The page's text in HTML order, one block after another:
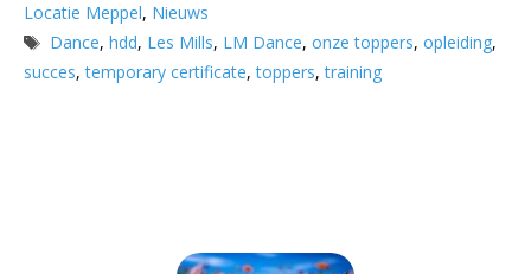
Locatie Meppel, Nieuws
Tags
Dance,hdd, Les Mills, LM Dance,onze toppers,opleiding,
succes,temporary certificate,toppers,training